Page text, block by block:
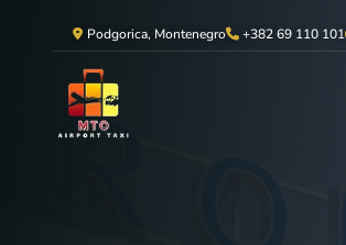
Podgorica, Montenegro +382 69 110 101